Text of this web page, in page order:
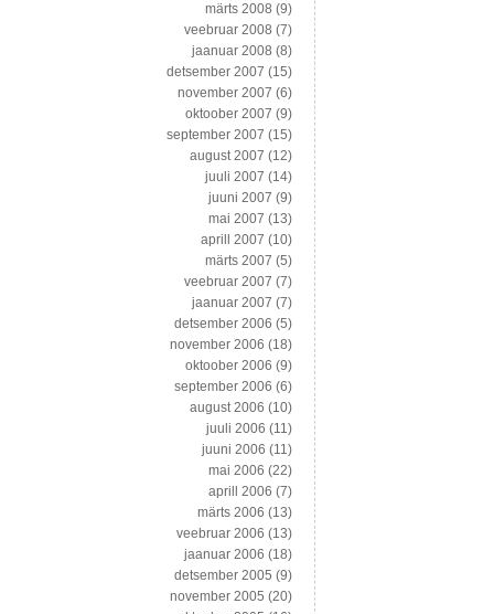
märts 2008 (9)
veebruar 2008 (7)
jaanuar 2008 (8)
detsember 2007 (15)
november 2007 (6)
oktoober 2007 (9)
september 2007 (15)
august 2007 (12)
juuli 2007 (14)
juuni 2007 (9)
mai 2007 (13)
aprill 2007 (10)
märts 2007 (5)
veebruar 2007 (7)
jaanuar 2007 (7)
detsember 2006 (5)
november 2006 (18)
oktoober 2006 (9)
september 2006 (6)
august 2006 (10)
juuli 2006 (11)
juuni 2006 (11)
mai 2006 (22)
aprill 2006 (7)
märts 2006 (13)
veebruar 2006 (13)
jaanuar 2006 (18)
detsember 2005 (9)
november 2005 (20)